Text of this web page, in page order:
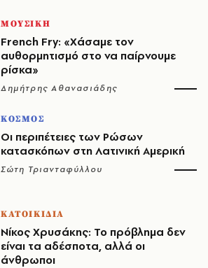
ΜΟΥΣΙΚΗ
French Fry: «Χάσαμε τον
αυθορμητισμό στο να παίρνουμε
ρίσκα»
Δημήτρης Αθανασιάδης
ΚΟΣΜΟΣ
Οι περιπέτειες των Ρώσων
κατασκόπων στη Λατινική Αμερική
Σώτη Τριανταφύλλου
ΚΑΤΟΙΚΙΔΙΑ
Νίκος Χρυσάκης: Το πρόβλημα δεν
είναι τα αδέσποτα, αλλά οι
άνθρωποι